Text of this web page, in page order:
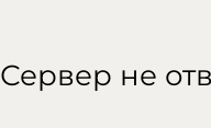
Сервер не